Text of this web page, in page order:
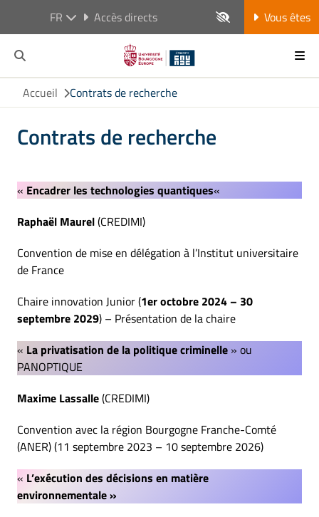
FR Accès directs Vous êtes
Accueil Contrats de recherche
Contrats de recherche
« Encadrer les technologies quantiques«
Raphaël Maurel(CREDIMI)
Convention de mise en délégation à l’Institut universitaire
de France
Chaire innovation Junior (1er octobre 2024 – 30
septembre 2029) – Présentation de la chaire
« La privatisation de la politique criminelle » ou
PANOPTIQUE
Maxime Lassalle(CREDIMI)
Convention avec la région Bourgogne Franche-Comté
(ANER) (11 septembre 2023 – 10 septembre 2026)
« L’exécution des décisions en matière
environnementale »